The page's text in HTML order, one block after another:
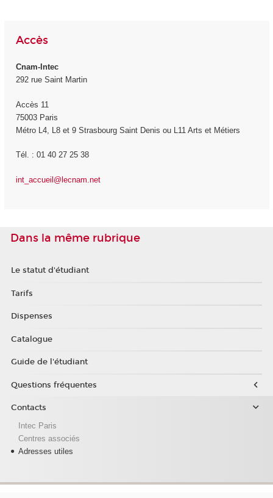
Accès
Cnam-Intec
292 rue Saint Martin
Accès 11
75003 Paris
Métro L4, L8 et 9 Strasbourg Saint Denis ou L11 Arts et Métiers
Tél. : 01 40 27 25 38
int_accueil@lecnam.net
Dans la même rubrique
Le statut d'étudiant
Tarifs
Dispenses
Catalogue
Guide de l'étudiant
Questions fréquentes
Contacts
Intec Paris
Centres associés
Adresses utiles